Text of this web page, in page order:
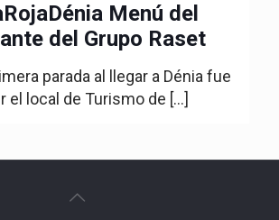
Menú del
del Grupo Raset
parada al llegar a Dénia fue
el local de Turismo de […]